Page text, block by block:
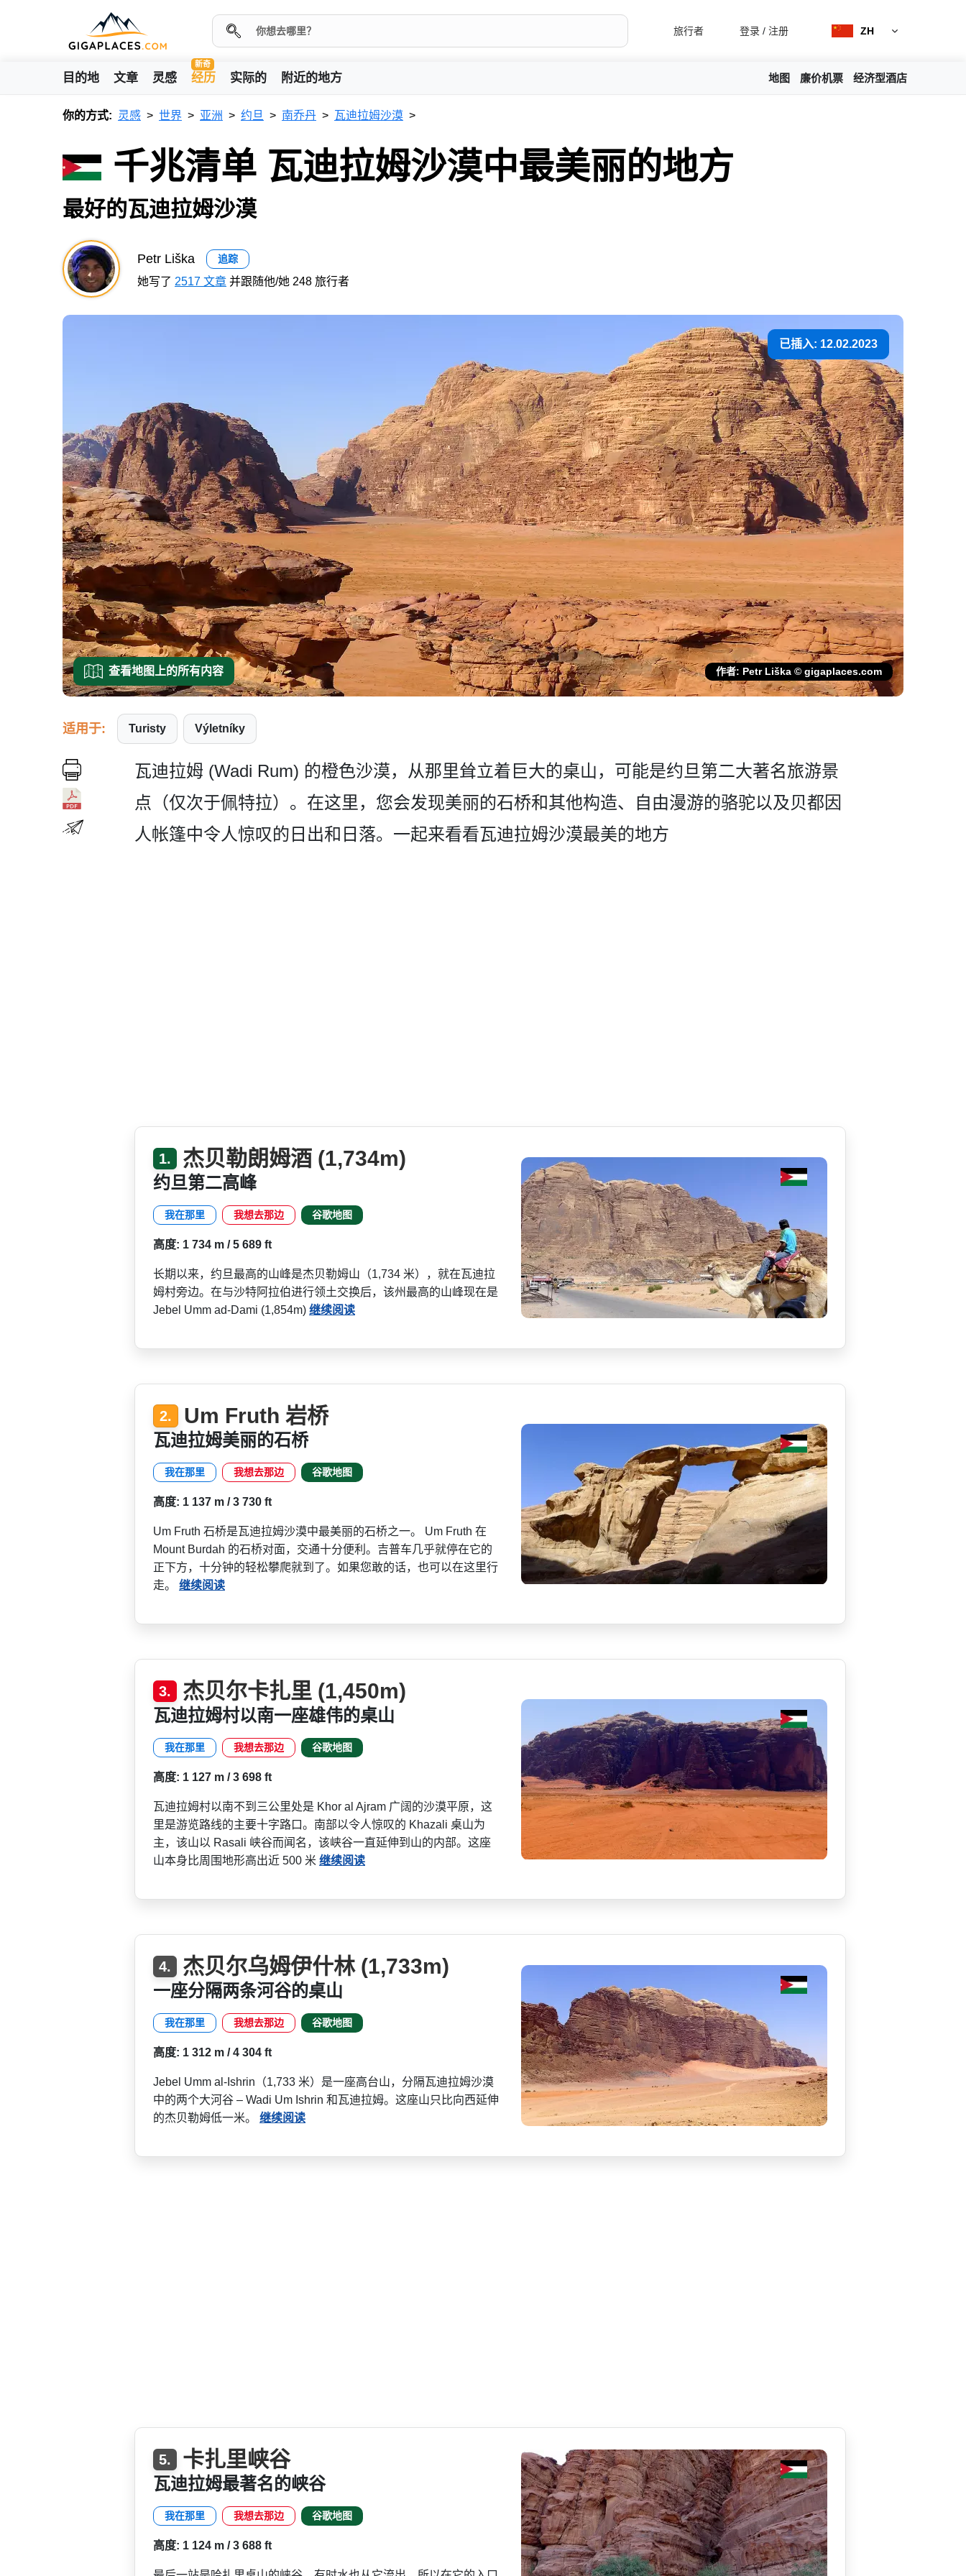
旅行者 登录 / 注册 ZH
目的地 文章 灵感
新奇
经历 实际的 附近的地方 地图 廉价机票 经济型酒店
你的方式: 灵感 世界 亚洲 约旦 南乔丹 瓦迪拉姆沙漠
千兆清单 瓦迪拉姆沙漠中最美丽的地方
最好的瓦迪拉姆沙漠
Petr Liška 追踪
她写了 2517 文章 并跟随他/她 248 旅行者
已插入: 12.02.2023
查看地图上的所有内容 作者: Petr Liška © gigaplaces.com
适用于: Turisty Výletníky
瓦迪拉姆 (Wadi Rum) 的橙色沙漠，从那里耸立着巨­大的桌山，可能是约旦第二大著名旅游景
点（仅次于佩­特拉）。在这里，您会发现美丽的石桥和其他构造、自­由漫游的骆驼以及贝都因
人帐篷中令人惊叹的日出和日­落。一起来看看瓦迪拉姆沙漠最美的地方
1. 杰贝勒朗姆酒 (1,734m)
约旦第二高峰
我在那里 我想去那边 谷歌地图
高度: 1 734 m / 5 689 ft
长期以来，约旦最高的山峰是­杰贝勒姆山（1,734 米），就在瓦迪拉
姆村旁边。­在与沙特阿拉伯进行领土交换后，该州最高的山峰现在是
Jebel Umm ad-Dami (1,854m) 继续阅读
2. Um Fruth 岩桥
瓦迪拉姆美丽的石桥
我在那里 我想去那边 谷歌地图
高度: 1 137 m / 3 730 ft
Um Fruth 石桥是瓦迪拉姆沙漠中最美丽的石桥之一。 Um Fruth 在
Mount Burdah 的石桥对面，交通十分便利。­吉普车几乎就停在它的
正下方，十分钟的轻松攀爬就到­了。如果您敢的话，也可以在这里行
走。 继续阅读
3. 杰贝尔卡扎里 (1,450m)
瓦迪拉姆村以南一座雄伟的桌山
我在那里 我想去那边 谷歌地图
高度: 1 127 m / 3 698 ft
瓦迪拉姆村以南不到三公里处是 Khor al Ajram 广阔的沙漠平原，这
里是游览­路线的主要十字路口。南部以令人惊叹的 Khazali 桌山为
主，该山以 Rasali 峡谷而闻名，该峡谷一直延伸­到山的内部。这座
山本身比周围地形高出近 500 米 继续阅读
4. 杰贝尔乌姆伊什林 (1,733m)
一座分隔两条河谷的桌山
我在那里 我想去那边 谷歌地图
高度: 1 312 m / 4 304 ft
Jebel Umm al-Ishrin（1,733 米）是一座高台山，分隔瓦迪­拉姆沙漠
中的两个大河谷 – Wadi Um Ishrin 和瓦迪拉姆。这座山只比向西­延伸
的杰贝勒姆低一米。 继续阅读
5. 卡扎里峡谷
瓦迪拉姆最著名的峡谷
我在那里 我想去那边 谷歌地图
高度: 1 124 m / 3 688 ft